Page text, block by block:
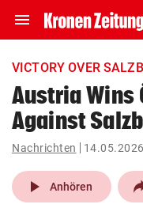
menu Navigation
ein-/ausklappen
account_circle Anmelden
pin_drop
Wien
VICTORY OVER
Austria Wins
Against
Nachrichten
play_arrow Anhören